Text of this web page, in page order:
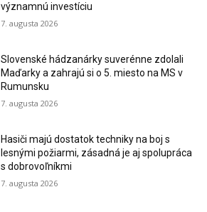
významnú investíciu
7. augusta 2026
Slovenské hádzanárky suverénne zdolali
Maďarky a zahrajú si o 5. miesto na MS v
Rumunsku
7. augusta 2026
Hasiči majú dostatok techniky na boj s
lesnými požiarmi, zásadná je aj spolupráca
s dobrovoľníkmi
7. augusta 2026